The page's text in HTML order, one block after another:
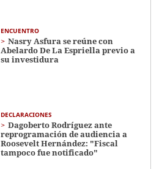
ENCUENTRO
Nasry Asfura se reúne con
Abelardo De La Espriella previo a
su investidura
DECLARACIONES
Dagoberto Rodríguez ante
reprogramación de audiencia a
Roosevelt Hernández: "Fiscal
tampoco fue notificado"